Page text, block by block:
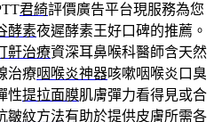
君綺評價廣告平台現服務為您
酵素夜遲酵素王好口碑的推薦。
鼾治療資深耳鼻喉科醫師含天然
治療咽喉炎神器咳嗽咽喉炎口臭
性提拉面膜肌膚彈力看得見或合
皺紋方法有助於提供皮膚所需各